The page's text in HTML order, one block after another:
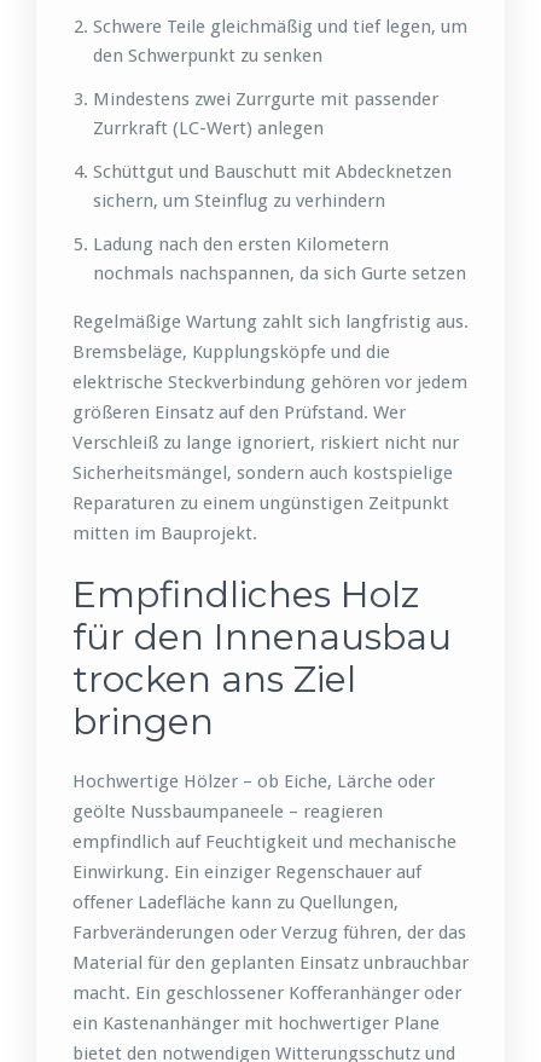
Schwere Teile gleichmäßig und tief legen, um
den Schwerpunkt zu senken
Mindestens zwei Zurrgurte mit passender
Zurrkraft (LC-Wert) anlegen
Schüttgut und Bauschutt mit Abdecknetzen
sichern, um Steinflug zu verhindern
Ladung nach den ersten Kilometern
nochmals nachspannen, da sich Gurte setzen
Regelmäßige Wartung zahlt sich langfristig aus.
Bremsbeläge, Kupplungsköpfe und die
elektrische Steckverbindung gehören vor jedem
größeren Einsatz auf den Prüfstand. Wer
Verschleiß zu lange ignoriert, riskiert nicht nur
Sicherheitsmängel, sondern auch kostspielige
Reparaturen zu einem ungünstigen Zeitpunkt
mitten im Bauprojekt.
Empfindliches Holz
für den Innenausbau
trocken ans Ziel
bringen
Hochwertige Hölzer – ob Eiche, Lärche oder
geölte Nussbaumpaneele – reagieren
empfindlich auf Feuchtigkeit und mechanische
Einwirkung. Ein einziger Regenschauer auf
offener Ladefläche kann zu Quellungen,
Farbveränderungen oder Verzug führen, der das
Material für den geplanten Einsatz unbrauchbar
macht. Ein geschlossener Kofferanhänger oder
ein Kastenanhänger mit hochwertiger Plane
bietet den notwendigen Witterungsschutz und